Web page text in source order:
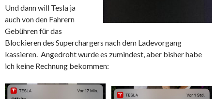
Und dann will Tesla ja
auch von den Fahrern
Gebühren für das
Blockieren des Superchargers nach dem Ladevorgang
kassieren. Angedroht wurde es zumindest, aber bisher habe
ich keine Rechnung bekommen: